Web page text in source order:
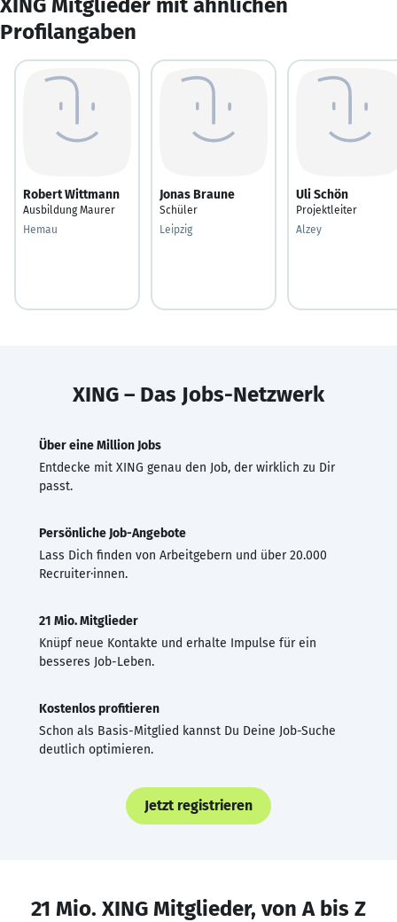
Profilangaben
Robert Wittmann
Ausbildung Maurer
Hemau
Jonas Braune
Schüler
Leipzig
Uli Schön
Projektleiter
Alzey
XING – Das Jobs-Netzwerk
Über eine Million Jobs
Entdecke mit XING genau den Job, der wirklich zu Dir
passt.
Persönliche Job-Angebote
Lass Dich finden von Arbeitgebern und über 20.000
Recruiter·innen.
21 Mio. Mitglieder
Knüpf neue Kontakte und erhalte Impulse für ein
besseres Job-Leben.
Kostenlos profitieren
Schon als Basis-Mitglied kannst Du Deine Job-Suche
deutlich optimieren.
Jetzt registrieren
21 Mio. XING Mitglieder, von A bis Z